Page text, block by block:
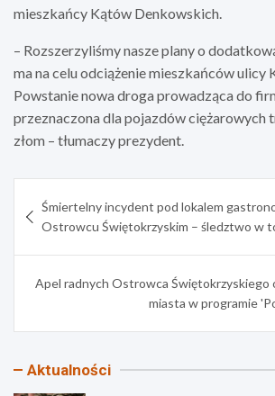
mieszkańcy Kątów Denkowskich.
– Rozszerzyliśmy nasze plany o
ma na celu odciążenie mieszkańców ulicy
Powstanie nowa droga prowadząca do
przeznaczona dla pojazdów ciężarowych
złom – tłumaczy prezydent.
wpisu
Śmiertelny incydent pod lokalem
Ostrowcu Świętokrzyskim – śledztwo w
Apel radnych Ostrowca Świętokrzyskiego
miasta w programie
Aktualności